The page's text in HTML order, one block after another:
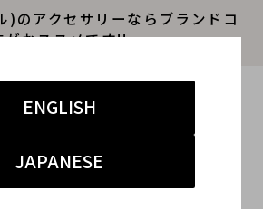
ENGLISH
JAPANESE
)のアクセサリーならブランドコ
がおススメです!!
#CHANEL